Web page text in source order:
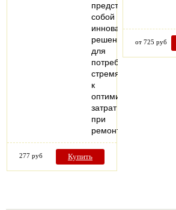
представляет
собой
инновационное
решение
для
потребителей,
стремящихся
к
оптимизации
затрат
при
ремонте…
277 руб Купить
от 725 руб